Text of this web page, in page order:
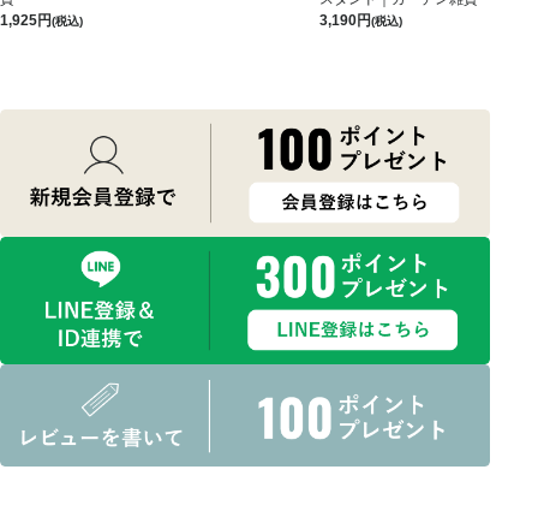
1,925
(税込)
3,190
(税込)